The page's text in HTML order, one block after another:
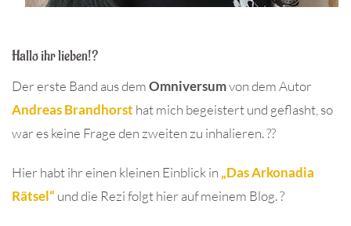
Hallo ihr lieben!?
Der erste Band aus demOmniversumvon dem Autor
Andreas Brandhorst hat mich begeistert und geflasht, so
war es keine Frage den zweiten zu inhalieren. ??
Hier habt ihr einen kleinen Einblick in „Das Arkonadia
Rätsel“ und die Rezi folgt hier auf meinem Blog. ?